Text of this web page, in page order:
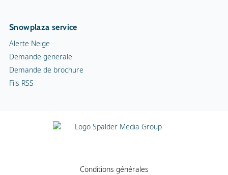
Snowplaza service
Alerte Neige
Demande generale
Demande de brochure
Fils RSS
Conditions générales